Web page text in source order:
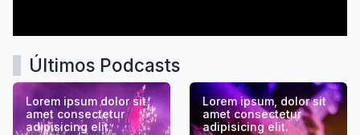
Últimos Podcasts
Lorem ipsum dolor sit
amet consectetur
adipisicing elit.
Lorem ipsum, dolor sit
amet consectetur
adipisicing elit.